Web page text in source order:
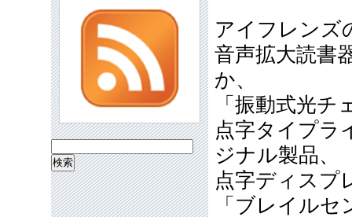
アイフレンズ
音声拡大読書
か、
「振動式光チ
点字タイプ
ジナル製品、
点字ディスプ
「ブレイル
索: